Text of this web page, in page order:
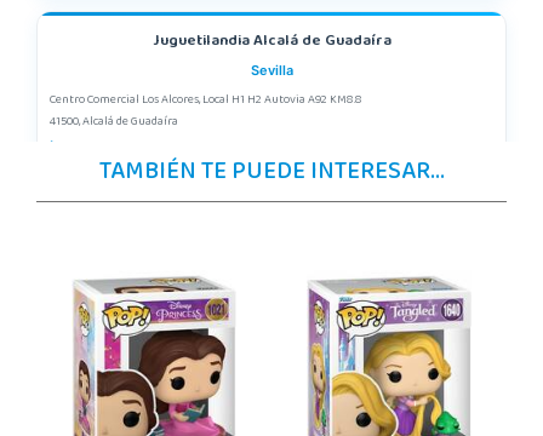
Juguetilandia Alcalá de Guadaíra
Sevilla
Centro Comercial Los Alcores, Local H1 H2 Autovia A92 KM8.8
41500, Alcalá de Guadaíra
Localizar Tienda
Juguetilandia Alcobendas
Av. Olímpica, 9, Local A13/21, Centro Comercial La Vega
28108, Alcobendas
663410492
Localizar Tienda
TAMBIÉN TE PUEDE INTERESAR...